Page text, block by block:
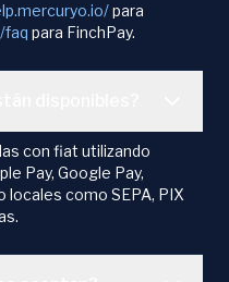
para
faq para FinchPay.
con fiat utilizando
Pay, Google Pay,
locales como SEPA, PIX